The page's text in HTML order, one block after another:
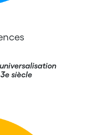
siècle